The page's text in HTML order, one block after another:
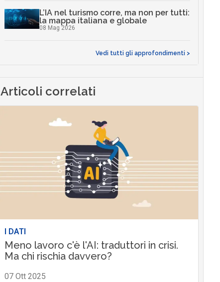
L’IA nel turismo corre, ma non per tutti:
la mappa italiana e globale
08 Mag 2026
Vedi tutti gli approfondimenti >
Articoli correlati
I DATI
Meno lavoro c'è l'AI: traduttori in crisi.
Ma chi rischia davvero?
07 Ott 2025